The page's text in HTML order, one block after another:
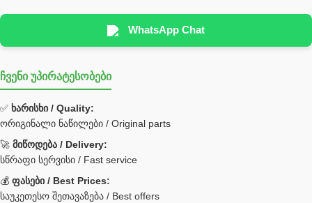
Hyva
უჟანგავი ფოლადი
Bobcat ფილტრი
Caterpillar ფილტრი
JCB ფილტრი
ქვაბი გათბობა მილები
WhatsApp Chat
ჩვენი უპირატესობები
✅ ხარისხი / Quality:
ორიგინალი ნაწილები / Original parts
🚀 მიწოდება / Delivery:
სწრაფი სერვისი / Fast service
💰 ფასები / Best Prices:
საუკეთესო შეთავაზება / Best offers